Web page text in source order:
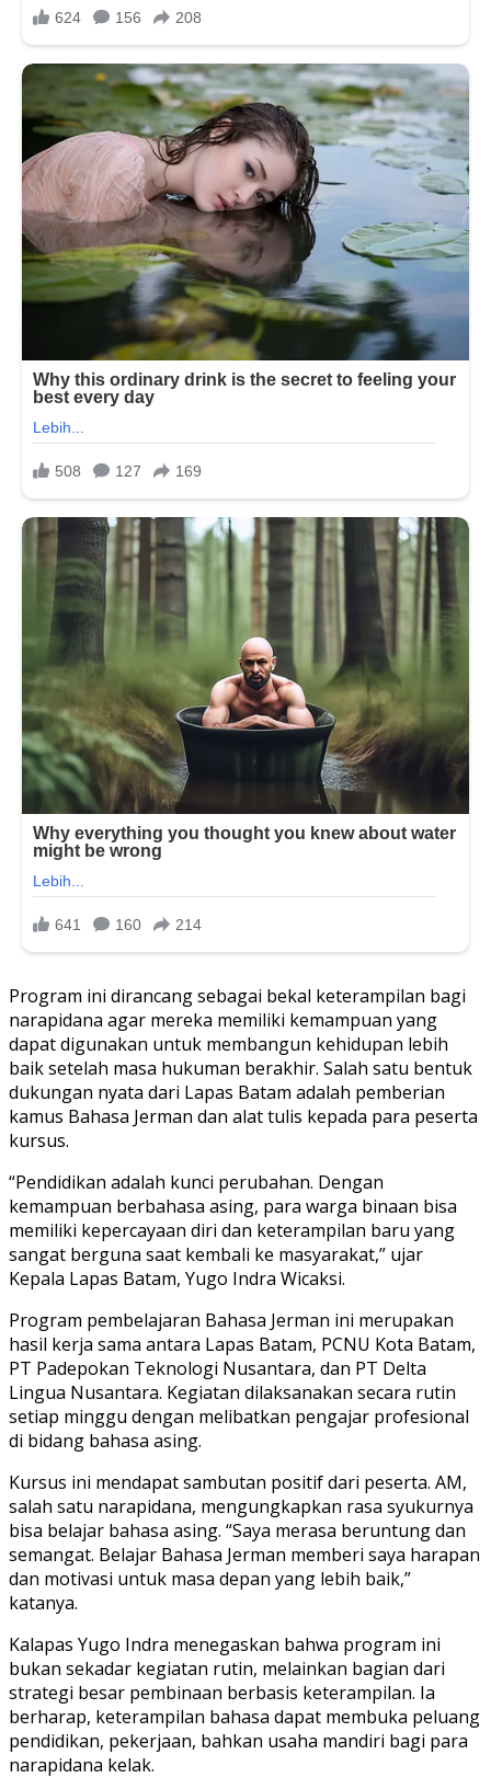
Program ini dirancang sebagai bekal keterampilan bagi
narapidana agar mereka memiliki kemampuan yang
dapat digunakan untuk membangun kehidupan lebih
baik setelah masa hukuman berakhir. Salah satu bentuk
dukungan nyata dari Lapas Batam adalah pemberian
kamus Bahasa Jerman dan alat tulis kepada para peserta
kursus.
“Pendidikan adalah kunci perubahan. Dengan
kemampuan berbahasa asing, para warga binaan bisa
memiliki kepercayaan diri dan keterampilan baru yang
sangat berguna saat kembali ke masyarakat,” ujar
Kepala Lapas Batam, Yugo Indra Wicaksi.
Program pembelajaran Bahasa Jerman ini merupakan
hasil kerja sama antara Lapas Batam, PCNU Kota Batam,
PT Padepokan Teknologi Nusantara, dan PT Delta
Lingua Nusantara. Kegiatan dilaksanakan secara rutin
setiap minggu dengan melibatkan pengajar profesional
di bidang bahasa asing.
Kursus ini mendapat sambutan positif dari peserta. AM,
salah satu narapidana, mengungkapkan rasa syukurnya
bisa belajar bahasa asing. “Saya merasa beruntung dan
semangat. Belajar Bahasa Jerman memberi saya harapan
dan motivasi untuk masa depan yang lebih baik,”
katanya.
Kalapas Yugo Indra menegaskan bahwa program ini
bukan sekadar kegiatan rutin, melainkan bagian dari
strategi besar pembinaan berbasis keterampilan. Ia
berharap, keterampilan bahasa dapat membuka peluang
pendidikan, pekerjaan, bahkan usaha mandiri bagi para
narapidana kelak.